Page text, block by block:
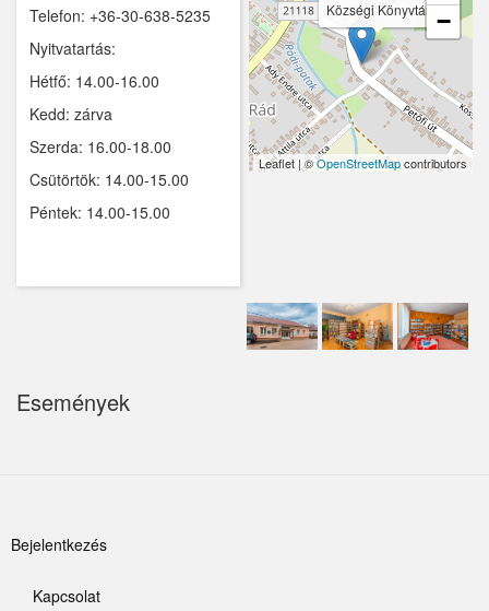
Ipolydamásd
Ipolytölgyes
Káva
Kemence
Kismaros
Kisoroszi
Letkés
Majosháza
Telefon: +36-30-638-5235
Nyitvatartás:
Hétfő: 14.00-16.00
Kedd: zárva
Szerda: 16.00-18.00
Csütörtök: 14.00-15.00
Péntek: 14.00-15.00
Községi Könyvtár −
Leaflet | ©OpenStreetMapcontributors
Események
Felhasználói
Bejelentkezés
Kapcsolat